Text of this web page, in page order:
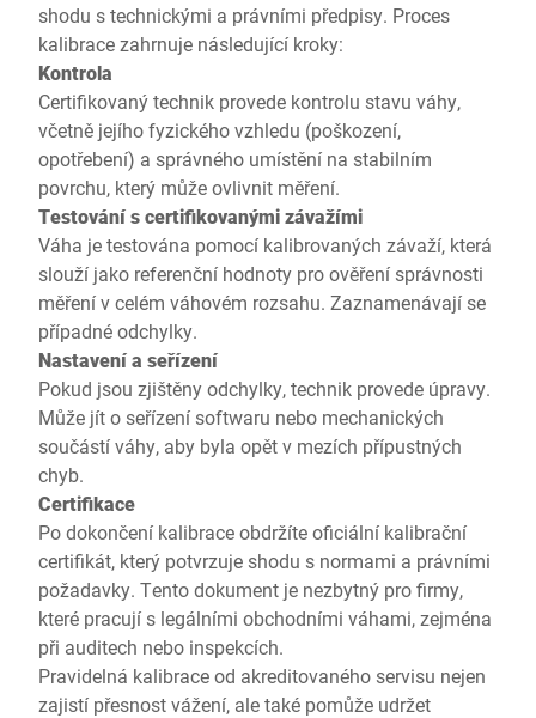
shodu s technickými a právními předpisy. Proces
kalibrace zahrnuje následující kroky:
Kontrola
Certifikovaný technik provede kontrolu stavu váhy,
včetně jejího fyzického vzhledu (poškození,
opotřebení) a správného umístění na stabilním
povrchu, který může ovlivnit měření.
Testování s certifikovanými závažími
Váha je testována pomocí kalibrovaných závaží, která
slouží jako referenční hodnoty pro ověření správnosti
měření v celém váhovém rozsahu. Zaznamenávají se
případné odchylky.
Nastavení a seřízení
Pokud jsou zjištěny odchylky, technik provede úpravy.
Může jít o seřízení softwaru nebo mechanických
součástí váhy, aby byla opět v mezích přípustných
chyb.
Certifikace
Po dokončení kalibrace obdržíte oficiální kalibrační
certifikát, který potvrzuje shodu s normami a právními
požadavky. Tento dokument je nezbytný pro firmy,
které pracují s legálními obchodními váhami, zejména
při auditech nebo inspekcích.
Pravidelná kalibrace od akreditovaného servisu nejen
zajistí přesnost vážení, ale také pomůže udržet